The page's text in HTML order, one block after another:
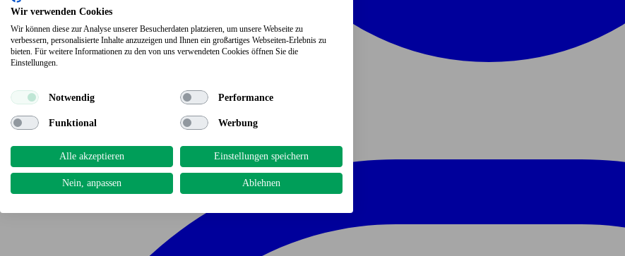
Wir verwenden Cookies
Wir können diese zur Analyse unserer Besucherdaten platzieren, um unsere Webseite zu
verbessern, personalisierte Inhalte anzuzeigen und Ihnen ein großartiges Webseiten-Erlebnis zu
bieten. Für weitere Informationen zu den von uns verwendeten Cookies öffnen Sie die
Einstellungen.
Notwendig Performance
Funktional Werbung
Alle akzeptieren Einstellungen speichern
Nein, anpassen Ablehnen